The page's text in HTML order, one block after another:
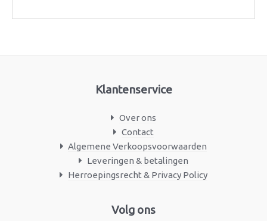
Klantenservice
Over ons
Contact
Algemene Verkoopsvoorwaarden
Leveringen & betalingen
Herroepingsrecht & Privacy Policy
Volg ons
Facebook